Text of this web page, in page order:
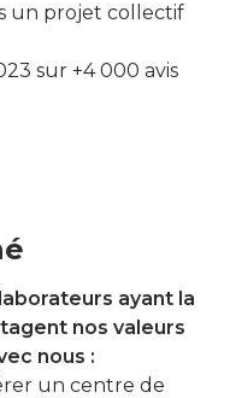
un projet collectif
sur +4 000 avis
ayant la
nos valeurs
nous :
un centre de